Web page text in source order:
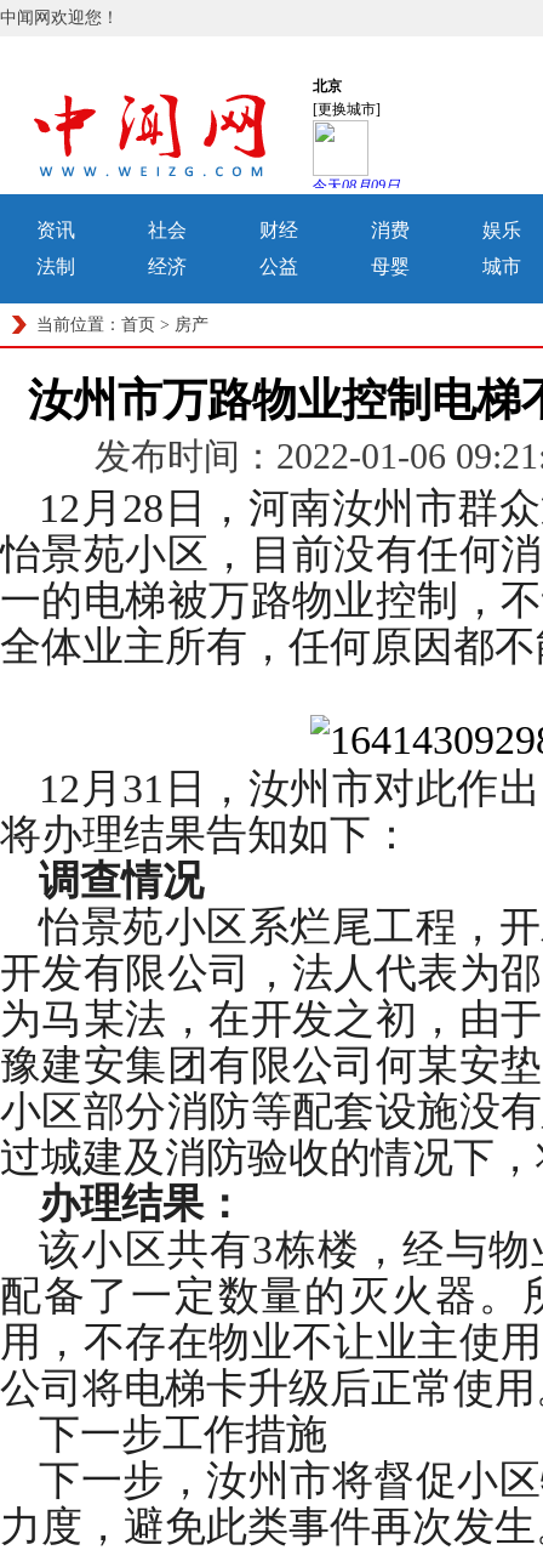
中闻网欢迎您！
资讯 社会 财经 消费
娱乐
法制
经济 公益 母婴 城市
当前位置： 首页 > 房产
汝州市万路物业控制电梯
发布时间：2022-01-06
12月28日，河南汝州市群
怡景苑小区，目前没有任何
一的电梯被万路物业控制，
全体业主所有，任何原因都
12月31日，汝州市对此作
将办理结果告知如下：
调查情况
怡景苑小区系烂尾工程，
开发有限公司，法人代表为
为马某法，在开发之初，由
豫建安集团有限公司何某安
小区部分消防等配套设施没
过城建及消防验收的情况下
办理结果：
该小区共有3栋楼，经与
配备了一定数量的灭火器。
用，不存在物业不让业主使
公司将电梯卡升级后正常使
下一步工作措施
下一步，汝州市将督促小
力度，避免此类事件再次发